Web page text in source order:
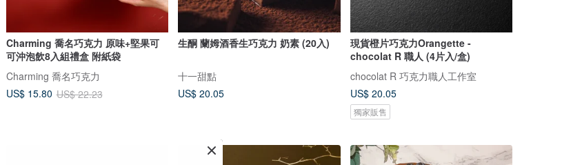
Charming 喬名巧克力 原味+堅果可
可沖泡飲8入組禮盒 附紙袋
Charming 喬名巧克力
US$ 15.80 US$ 22.23
生酮 蘭姆酒香生巧克力 奶素 (20入)
十一甜點
US$ 20.05
現貨橙片巧克力Orangette -
chocolat R 職人 (4片入/盒)
chocolat R 巧克力職人工作室
US$ 20.05
獨家販售